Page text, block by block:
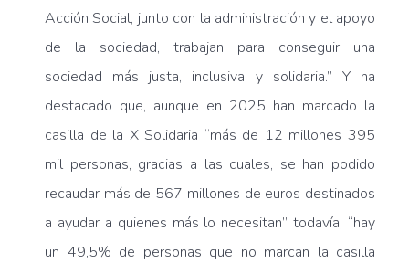
Acción Social, junto con la administración y el apoyo
de la sociedad, trabajan para conseguir una
sociedad más justa, inclusiva y solidaria.” Y ha
destacado que, aunque en 2025 han marcado la
casilla de la X Solidaria “más de 12 millones 395
mil personas, gracias a las cuales, se han podido
recaudar más de 567 millones de euros destinados
a ayudar a quienes más lo necesitan” todavía, “hay
un 49,5% de personas que no marcan la casilla